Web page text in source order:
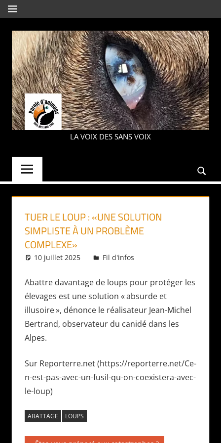
Aller
au
contenu
MENU
PAROLE
LA VOIX DES SANS VOIX
TUER LE LOUP : «UNE SOLUTION
SIMPLISTE À UN PROBLÈME
COMPLEXE»
10 juillet 2025 Daniel
Fil d'infos
Abattre davantage de loups pour protéger les
élevages est une solution «absurde et
illusoire», dénonce le réalisateur Jean-Michel
Bertrand, observateur du canidé dans les
Alpes.
Sur Reporterre.net (https://reporterre.net/Ce-
n-est-pas-avec-un-fusil-qu-on-coexistera-avec-
le-loup)
ABATTAGE LOUPS